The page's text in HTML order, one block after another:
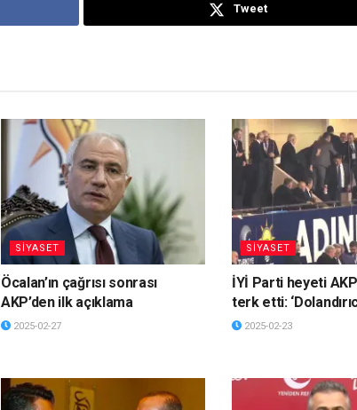
Tweet
SİYASET
Öcalan’ın çağrısı sonrası
AKP’den ilk açıklama
2025-02-27
SİYASET
İYİ Parti heyeti
terk etti:
2025-02-23